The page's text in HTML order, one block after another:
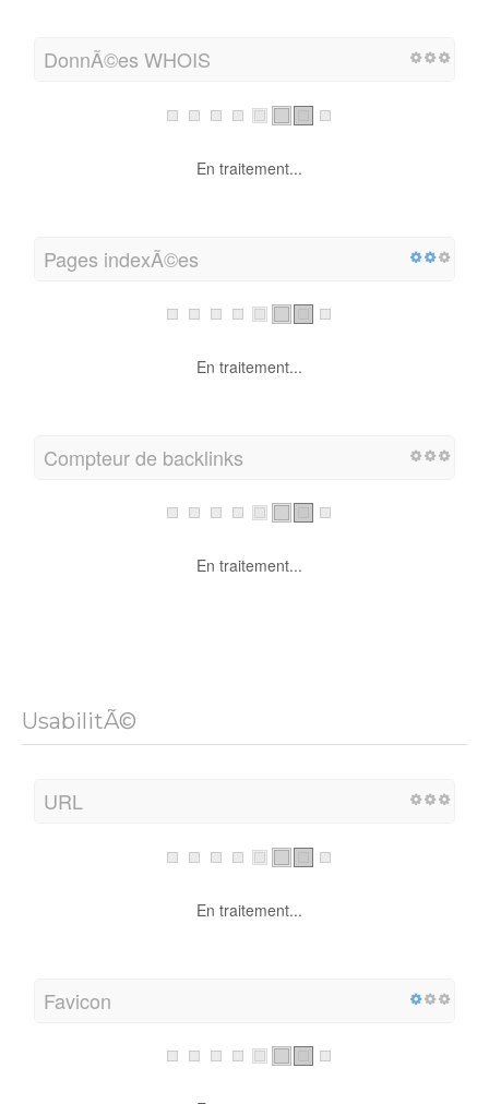
DonnÃ©es WHOIS
En traitement...
Pages indexÃ©es
En traitement...
Compteur de backlinks
En traitement...
UsabilitÃ©
URL
En traitement...
Favicon